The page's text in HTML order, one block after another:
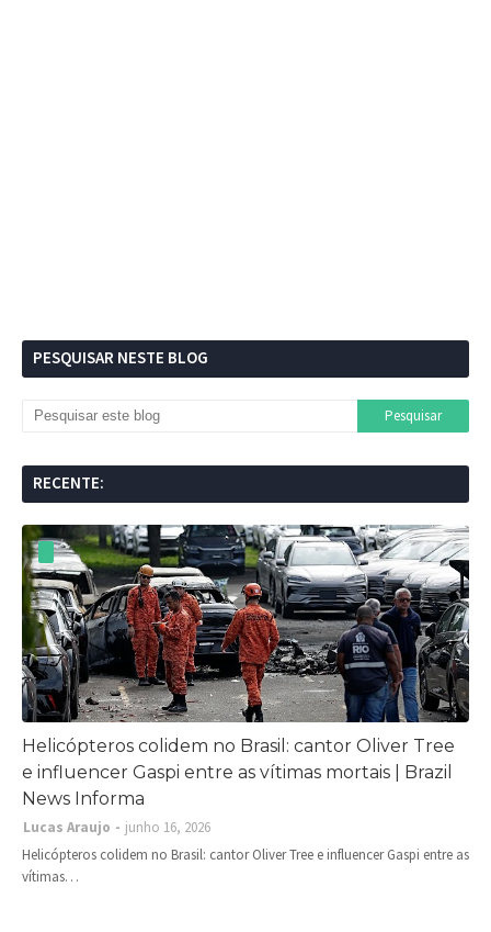
PESQUISAR NESTE BLOG
RECENTE:
Helicópteros colidem no Brasil: cantor Oliver Tree
e influencer Gaspi entre as vítimas mortais | Brazil
News Informa
Lucas Araujo
junho 16, 2026
Helicópteros colidem no Brasil: cantor Oliver Tree e influencer Gaspi entre as
vítimas…